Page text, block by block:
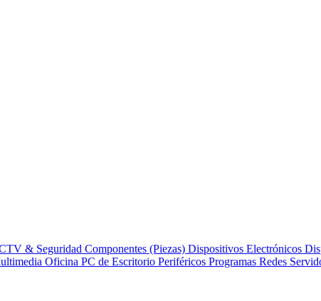
& Seguridad Componentes (Piezas) Dispositivos Electrónicos
Oficina PC de Escritorio Periféricos Programas Redes